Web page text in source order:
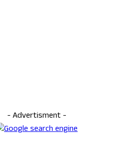
- Advertisment -